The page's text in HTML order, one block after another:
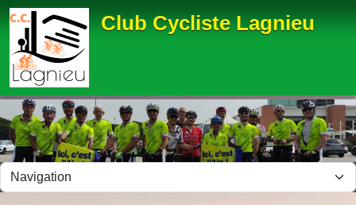
Club Cycliste Lagnieu
Panneau de gestion des cookies